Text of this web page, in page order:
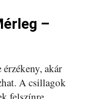
–
akár
A csillagok